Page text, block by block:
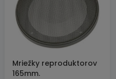
Mriežky reproduktorov
165mm.